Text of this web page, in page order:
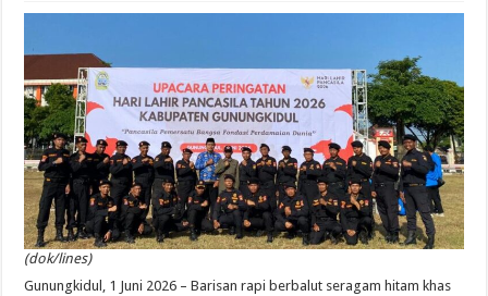
(dok/lines)
Gunungkidul, 1 Juni 2026 – Barisan rapi berbalut seragam hitam khas